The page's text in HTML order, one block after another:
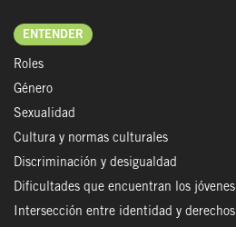
ENTENDER
Roles
Género
Sexualidad
Cultura y normas culturales
Discriminación y desigualdad
Dificultades que encuentran los jóvenes
Intersección entre identidad y derechos